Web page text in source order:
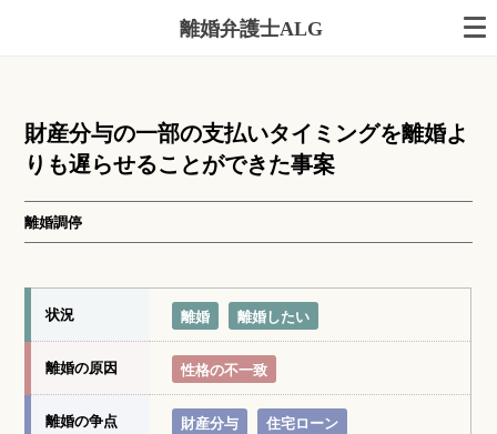
離婚弁護士ALG
財産分与の一部の支払いタイミングを離婚よ
りも遅らせることができた事案
離婚調停
状況 離婚 離婚したい
離婚の原因 性格の不一致
離婚の争点 財産分与 住宅ローン